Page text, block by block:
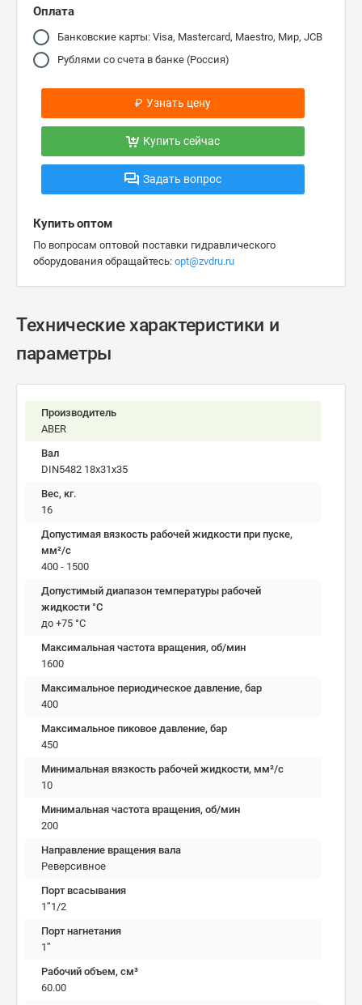
Оплата
Банковские карты: Visa, Mastercard, Maestro, Мир, JCB
Рублями со счета в банке (Россия)
₽ Узнать цену
Купить сейчас
Задать вопрос
Купить оптом
По вопросам оптовой поставки гидравлического
оборудования обращайтесь: opt@zvdru.ru
Технические характеристики и
параметры
Производитель
ABER
Вал
DIN5482 18x31x35
Вес, кг.
16
Допустимая вязкость рабочей жидкости при пуске,
мм²/c
400 - 1500
Допустимый диапазон температуры рабочей
жидкости °C
до +75 °С
Максимальная частота вращения, об/мин
1600
Максимальное периодическое давление, бар
400
Максимальное пиковое давление, бар
450
Минимальная вязкость рабочей жидкости, мм²/c
10
Минимальная частота вращения, об/мин
200
Направление вращения вала
Реверсивное
Порт всасывания
1’’1/2
Порт нагнетания
1’’
Рабочий объем, см³
60.00